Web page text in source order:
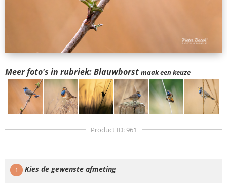
Meer foto's in rubriek: Blauwborst maak een keuze
Product ID: 961
1
Kies de gewenste afmeting